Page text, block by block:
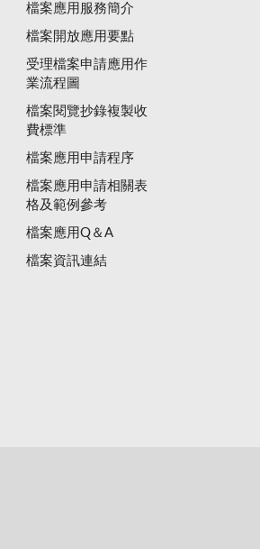
檔案應用服務簡介
檔案開放應用要點
受理檔案申請應用作
業流程圖
檔案閱覽抄錄複製收
費標準
檔案應用申請程序
檔案應用申請相關表
格及範例參考
檔案應用Q＆A
檔案資訊連結